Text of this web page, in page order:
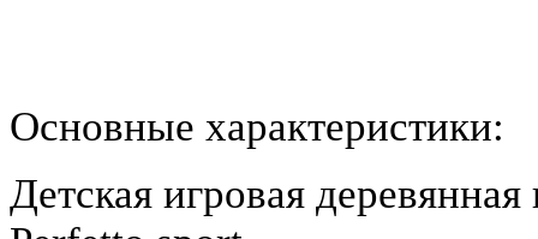
Основные характеристики:
Детская игровая